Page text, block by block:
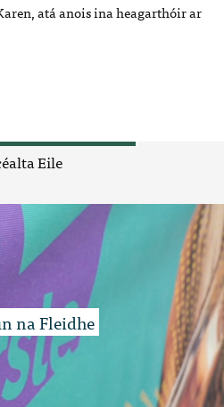
atá anois ina heagarthóir ar
Eile
na Fleidhe